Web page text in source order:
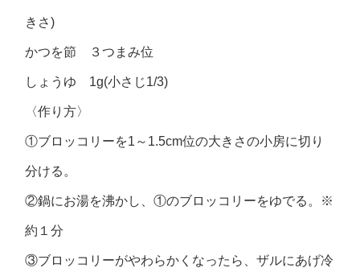
きさ)
かつを節 ３つまみ位
しょうゆ 1g(小さじ1/3)
〈作り方〉
①ブロッコリーを1～1.5cm位の大きさの小房に切り
分ける。
②鍋にお湯を沸かし、①のブロッコリーをゆでる。※
約１分
③ブロッコリーがやわらかくなったら、ザルにあげ冷